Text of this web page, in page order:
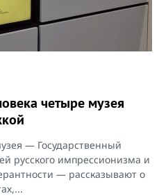
четыре музея
— Государственный
русского импрессионизма и
— рассказывают о